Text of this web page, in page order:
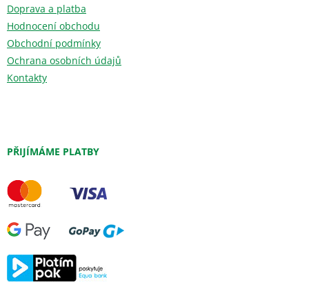
Doprava a platba
Hodnocení obchodu
Obchodní podmínky
Ochrana osobních údajů
Kontakty
PŘIJÍMÁME PLATBY